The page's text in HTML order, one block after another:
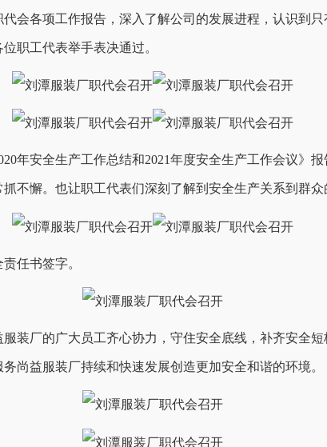
会各项工作报告，深入了解公司的发展进程，认识到
职工代表举手表决通过。
年安全生产工作总结和2021年度安全生产工作会议》
不懈。也让职工代表们深刻了解到安全生产关系到群众
任书签字。
装厂的广大员工齐心协力，守住安全底线，补齐安全
尚益服装厂持续和快速发展创造更加安全和谐的环境。